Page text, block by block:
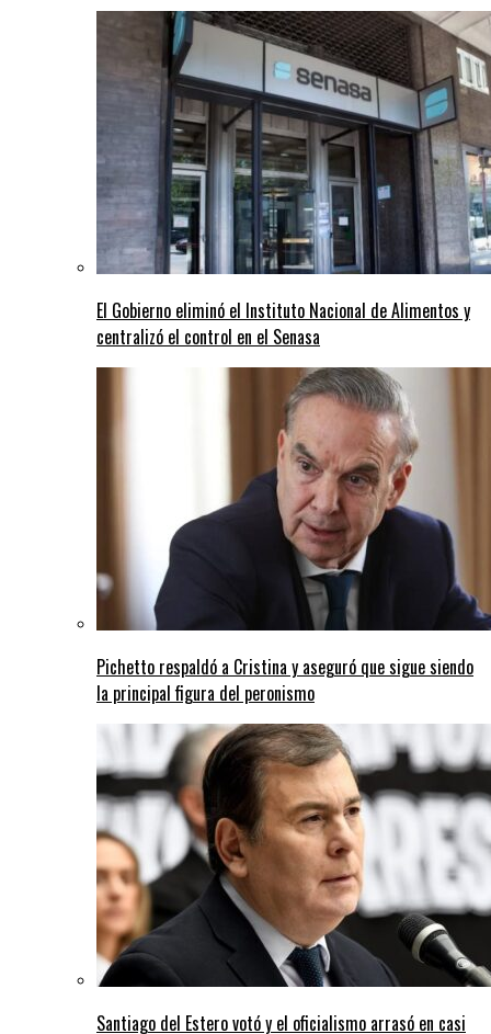
El Gobierno eliminó el Instituto Nacional de Alimentos y
centralizó el control en el Senasa
Pichetto respaldó a Cristina y aseguró que sigue siendo
la principal figura del peronismo
Santiago del Estero votó y el oficialismo arrasó en casi